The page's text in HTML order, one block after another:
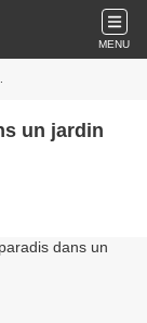
MENU
un jardin